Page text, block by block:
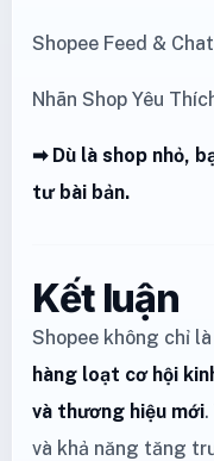
Shopee Feed &
Nhãn Shop Yêu
➡ Dù là shop nhỏ,
tư bài bản.
Kết luận
Shopee không chỉ
hàng loạt cơ hội
và thương hiệu mới
và khả năng tăng